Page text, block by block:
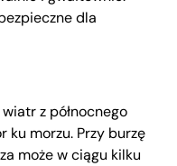
dla
z północnego
ku morzu. Przy burzę
może w ciągu kilku